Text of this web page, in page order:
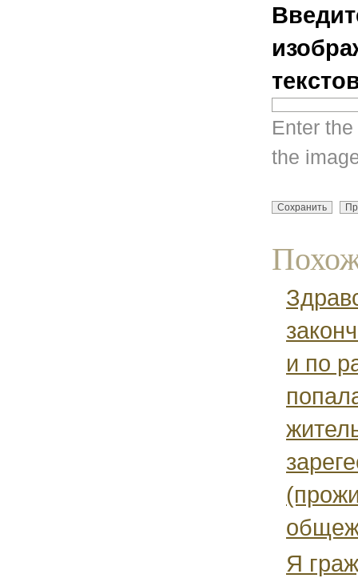
Enter
the
и по
Я